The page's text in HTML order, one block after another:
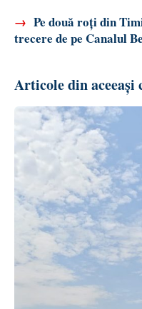
→ Pe două roți din
trecere de pe Canalul
Articole din aceeași